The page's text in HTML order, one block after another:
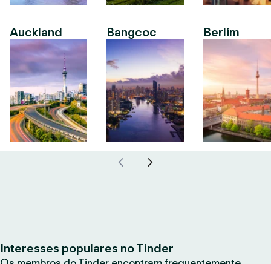
Auckland Bangcoc Berlim
Interesses populares no Tinder